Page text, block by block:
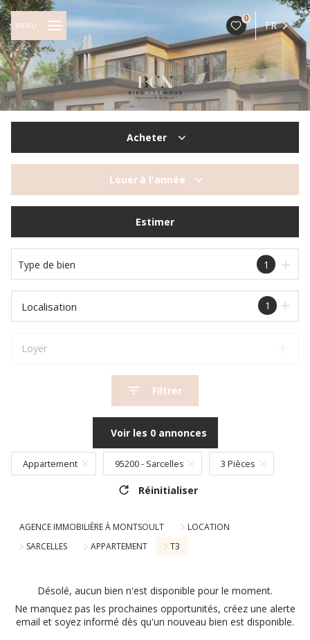
0
FR
MENU
Acheter
Louer à l'année
Estimer
Type de bien 1
1
Localisation
Loyer
Filtrer
Voir les 0annonces
Appartement 95200 - Sarcelles 3 Pièces
Réinitialiser
AGENCE IMMOBILIÈRE À MONTSOULT
LOCATION
SARCELLES
APPARTEMENT T3
Désolé, aucun bien n'est disponible pour le moment.
Ne manquez pas les prochaines opportunités, créez une alerte
email et soyez informé dès qu'un nouveau bien est disponible.